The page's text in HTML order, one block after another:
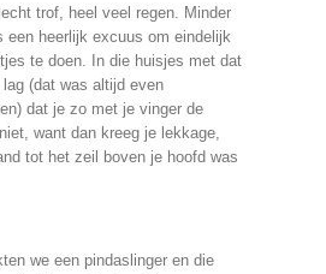
trof, heel veel regen. Minder
een heerlijk excuus om eindelijk
te doen. In die huisjes met dat
(dat was altijd even
dat je zo met je vinger de
want dan kreeg je lekkage,
tot het zeil boven je hoofd was
we een pindaslinger en die